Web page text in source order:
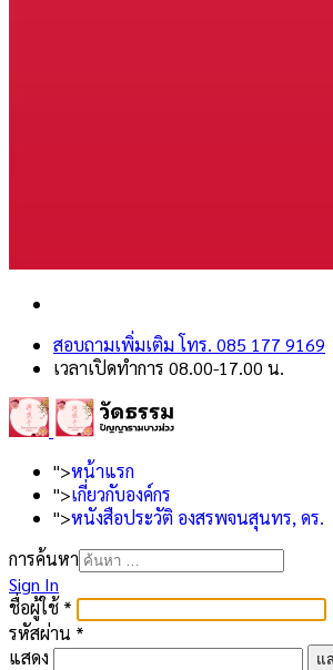
สอบถามเพิ่มเติม โทร. 085 177 9169
เวลาเปิดทำการ 08.00-17.00 น.
">หน้าแรก
">เกี่ยวกับองค์กร
">หนังสือประวัติ องสรพจนสุนทร, ดร.
การค้นหา
for results.
Sign In
ชื่อผู้ใช้ *
รหัสผ่าน *
แสดง
แ